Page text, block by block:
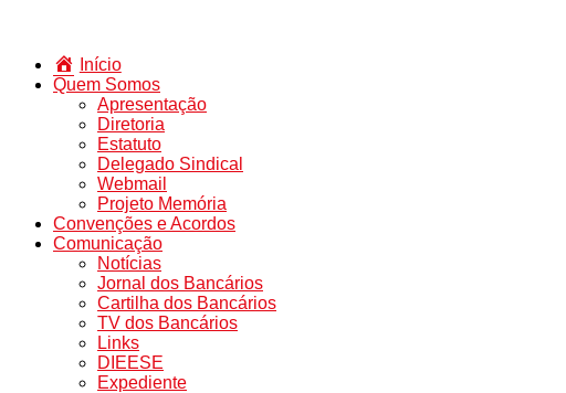
Início
Quem Somos
Apresentação
Diretoria
Estatuto
Delegado Sindical
Webmail
Projeto Memória
Convenções e Acordos
Comunicação
Notícias
Jornal dos Bancários
Cartilha dos Bancários
TV dos Bancários
Links
DIEESE
Expediente